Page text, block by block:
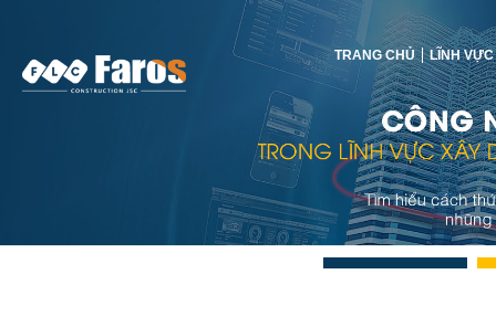
TRANG CHỦ LĨNH